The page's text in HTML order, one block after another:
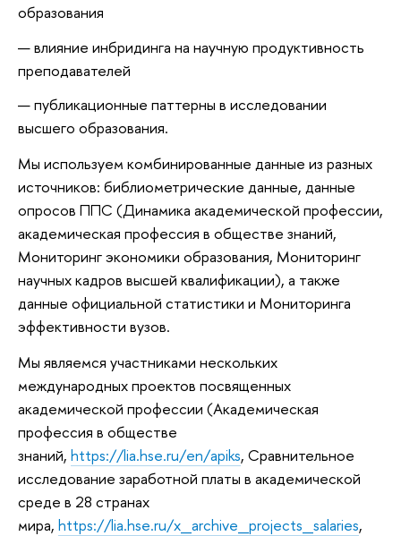
образования
влияние инбридинга на научную продуктивность
преподавателей
публикационные паттерны в исследовании
высшего образования.
Мы используем комбинированные данные из разных
источников: библиометрические данные, данные
опросов ППС (Динамика академической профессии,
академическая профессия в обществе знаний,
Мониторинг экономики образования, Мониторинг
научных кадров высшей квалификации), а также
данные официальной статистики и Мониторинга
эффективности вузов.
Мы являемся участниками нескольких
международных проектов посвященных
академической профессии (Академическая
профессия в обществе
знаний, https://lia.hse.ru/en/apiks, Сравнительное
исследование заработной платы в академической
среде в 28 странах
мира, https://lia.hse.ru/x_archive_projects_salaries,